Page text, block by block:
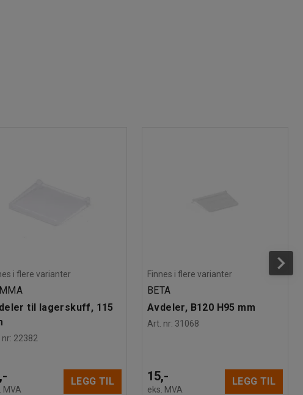
i flere varianter
til lagerskuff, 115
nr: 22382
MVA
LEGG TIL
Finnes i flere varianter
BETA
Avdeler, B120 H95 mm
Art. nr: 31068
15,-
eks. MVA
LEGG TIL